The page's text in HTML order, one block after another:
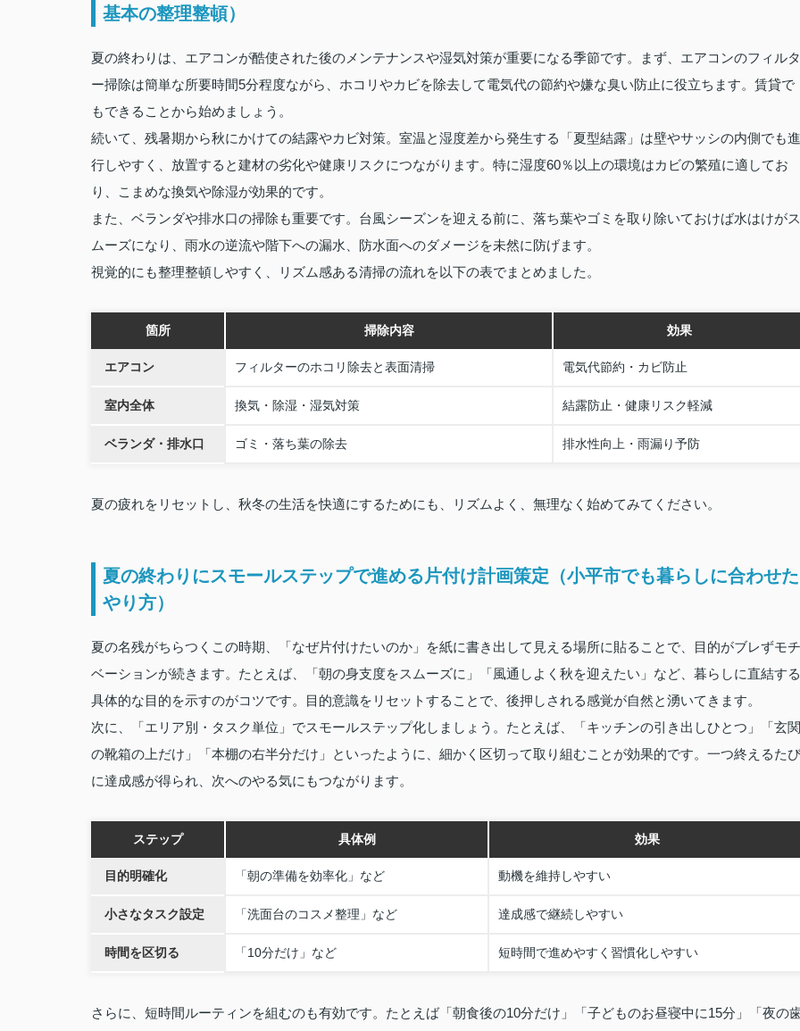
基本の整理整頓）
夏の終わりは、エアコンが酷使された後のメンテナンスや湿気対策が重要になる季節です。まず、エアコンのフィルタ
ー掃除は簡単な所要時間5分程度ながら、ホコリやカビを除去して電気代の節約や嫌な臭い防止に役立ちます。賃貸で
もできることから始めましょう。
続いて、残暑期から秋にかけての結露やカビ対策。室温と湿度差から発生する「夏型結露」は壁やサッシの内側でも進
行しやすく、放置すると建材の劣化や健康リスクにつながります。特に湿度60％以上の環境はカビの繁殖に適してお
り、こまめな換気や除湿が効果的です。
また、ベランダや排水口の掃除も重要です。台風シーズンを迎える前に、落ち葉やゴミを取り除いておけば水はけがス
ムーズになり、雨水の逆流や階下への漏水、防水面へのダメージを未然に防げます。
視覚的にも整理整頓しやすく、リズム感ある清掃の流れを以下の表でまとめました。
箇所 掃除内容 効果
エアコン フィルターのホコリ除去と表面清掃 電気代節約・カビ防止
室内全体 換気・除湿・湿気対策 結露防止・健康リスク軽減
ベランダ・排水口 ゴミ・落ち葉の除去 排水性向上・雨漏り予防
夏の疲れをリセットし、秋冬の生活を快適にするためにも、リズムよく、無理なく始めてみてください。
夏の終わりにスモールステップで進める片付け計画策定（小平市でも暮らしに合わせた
やり方）
夏の名残がちらつくこの時期、「なぜ片付けたいのか」を紙に書き出して見える場所に貼ることで、目的がブレずモチ
ベーションが続きます。たとえば、「朝の身支度をスムーズに」「風通しよく秋を迎えたい」など、暮らしに直結する
具体的な目的を示すのがコツです。目的意識をリセットすることで、後押しされる感覚が自然と湧いてきます。
次に、「エリア別・タスク単位」でスモールステップ化しましょう。たとえば、「キッチンの引き出しひとつ」「玄関
の靴箱の上だけ」「本棚の右半分だけ」といったように、細かく区切って取り組むことが効果的です。一つ終えるたび
に達成感が得られ、次へのやる気にもつながります。
ステップ 具体例 効果
目的明確化 「朝の準備を効率化」など 動機を維持しやすい
小さなタスク設定 「洗面台のコスメ整理」など 達成感で継続しやすい
時間を区切る 「10分だけ」など 短時間で進めやすく習慣化しやすい
さらに、短時間ルーティンを組むのも有効です。たとえば「朝食後の10分だけ」「子どものお昼寝中に15分」「夜の